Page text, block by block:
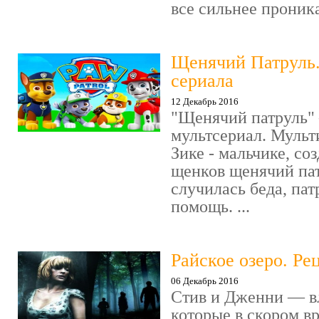
все сильнее
Щенячий
сериала
12 Декабрь 2016
"Щенячий патруль"
мультсериал.
Зике - мальчике,
щенков щенячий
случилась беда,
помощь. ...
Райское озеро.
06 Декабрь 2016
Стив и Дженни —
которые в скором